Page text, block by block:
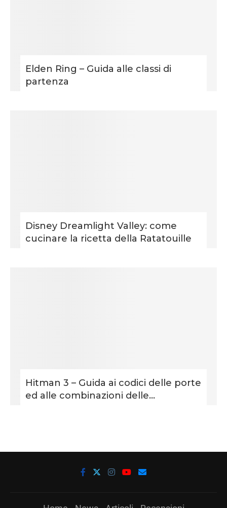
Elden Ring – Guida alle classi di
partenza
Disney Dreamlight Valley: come
cucinare la ricetta della Ratatouille
Hitman 3 – Guida ai codici delle porte
ed alle combinazioni delle...